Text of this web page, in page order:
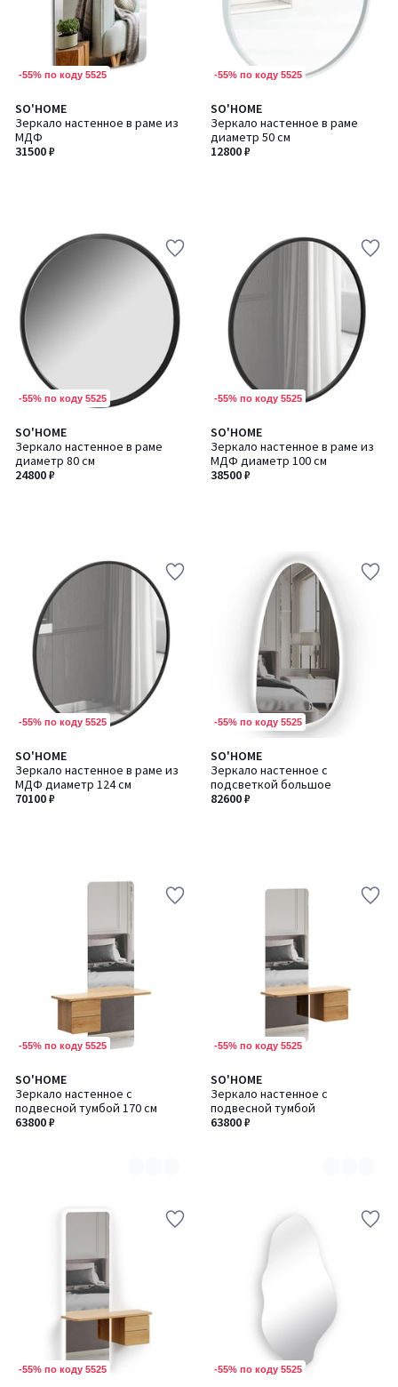
-55% по коду 5525
SO'HOME
Зеркало настенное в раме из
МДФ
31500 ₽
-55% по коду 5525
SO'HOME
Зеркало настенное в раме
диаметр 50 см
12800 ₽
-55% по коду 5525
SO'HOME
Зеркало настенное в раме
диаметр 80 см
24800 ₽
-55% по коду 5525
SO'HOME
Зеркало настенное в раме из
МДФ диаметр 100 см
38500 ₽
-55% по коду 5525
SO'HOME
Зеркало настенное в раме из
МДФ диаметр 124 см
70100 ₽
-55% по коду 5525
SO'HOME
Зеркало настенное с
подсветкой большое
82600 ₽
-55% по коду 5525
SO'HOME
Зеркало настенное с
подвесной тумбой 170 см
63800 ₽
Количество
цветов:
2
-55% по коду 5525
SO'HOME
Зеркало настенное с
подвесной тумбой
63800 ₽
Количество
цветов:
2
-55% по коду 5525 -55% по коду 5525